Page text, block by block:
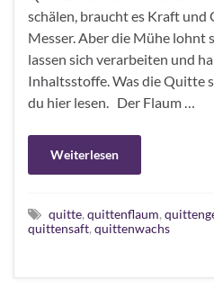
schälen, braucht es Kraft und
Messer. Aber die Mühe lohnt
lassen sich verarbeiten und
Inhaltsstoffe. Was die Quitte
du hier lesen. Der Flaum …
Weiterlesen
quitte, quittenflaum,
quittensaft, quittenwachs